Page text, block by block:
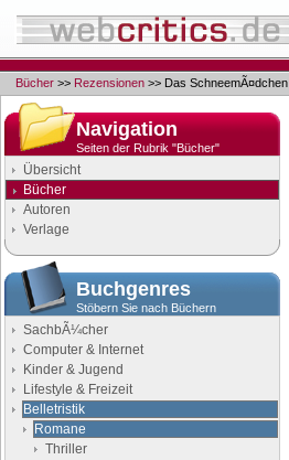
Bücher >> Rezensionen >> Das SchneemÃ¤dchen
Navigation
Seiten der Rubrik "Bücher"
Übersicht
Bücher
Autoren
Verlage
Buchgenres
Stöbern Sie nach Büchern
SachbÃ¼cher
Computer & Internet
Kinder & Jugend
Lifestyle & Freizeit
Belletristik
Romane
Thriller